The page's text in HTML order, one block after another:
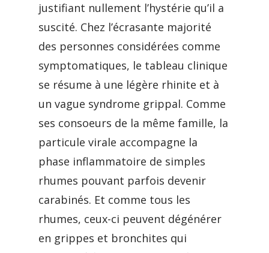
justifiant nullement l’hystérie qu’il a
suscité. Chez l’écrasante majorité
des personnes considérées comme
symptomatiques, le tableau clinique
se résume à une légère rhinite et à
un vague syndrome grippal. Comme
ses consoeurs de la même famille, la
particule virale accompagne la
phase inflammatoire de simples
rhumes pouvant parfois devenir
carabinés. Et comme tous les
rhumes, ceux-ci peuvent dégénérer
en grippes et bronchites qui